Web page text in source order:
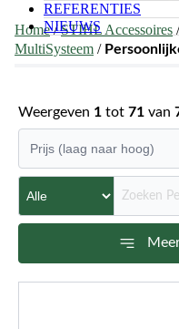
REFERENTIES
NIEUWS
Home/STIHL Accessoires
MultiSysteem /
Weergeven 1 tot 71 van